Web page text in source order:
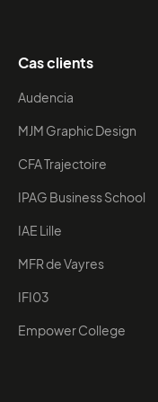
Cas clients
Audencia
MJM Graphic Design
CFA Trajectoire
IPAG Business School
IAE Lille
MFR de Vayres
IFI03
Empower College